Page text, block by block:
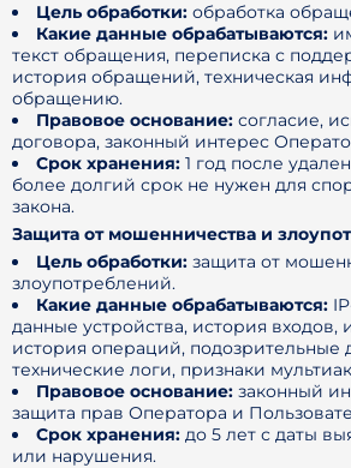
Цель обработки: обработка
Какие данные обрабатываются:
текст обращения, переписка с
история обращений, техническая
обращению.
Правовое основание: согласие,
договора, законный интерес
Срок хранения: 1 год после
более долгий срок не нужен для
закона.
Защита от мошенничества и
Цель обработки: защита от
злоупотреблений.
Какие данные обрабатываются:
данные устройства, история входов,
история операций, подозрительные
технические логи, признаки
Правовое основание: законный
защита прав Оператора и
Срок хранения: до 5 лет с даты
или нарушения.